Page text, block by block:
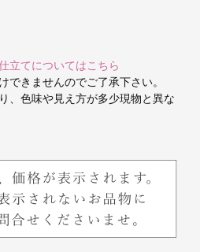
立てについてはこちら
できませんのでご了承下さい。
、色味や見え方が多少現物と異な